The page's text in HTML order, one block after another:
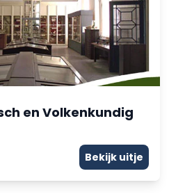
en Volkenkundig
Bekijk uitje